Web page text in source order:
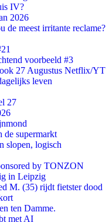
IV?
2026
de meest irritante reclame?
voorbeeld #3
27 Augustus Netflix/YT
leven
27
de supermarkt
slopen, logisch
by TONZON
in Leipzig
M. (35) rijdt fietster dood
ten Damme.
met AI